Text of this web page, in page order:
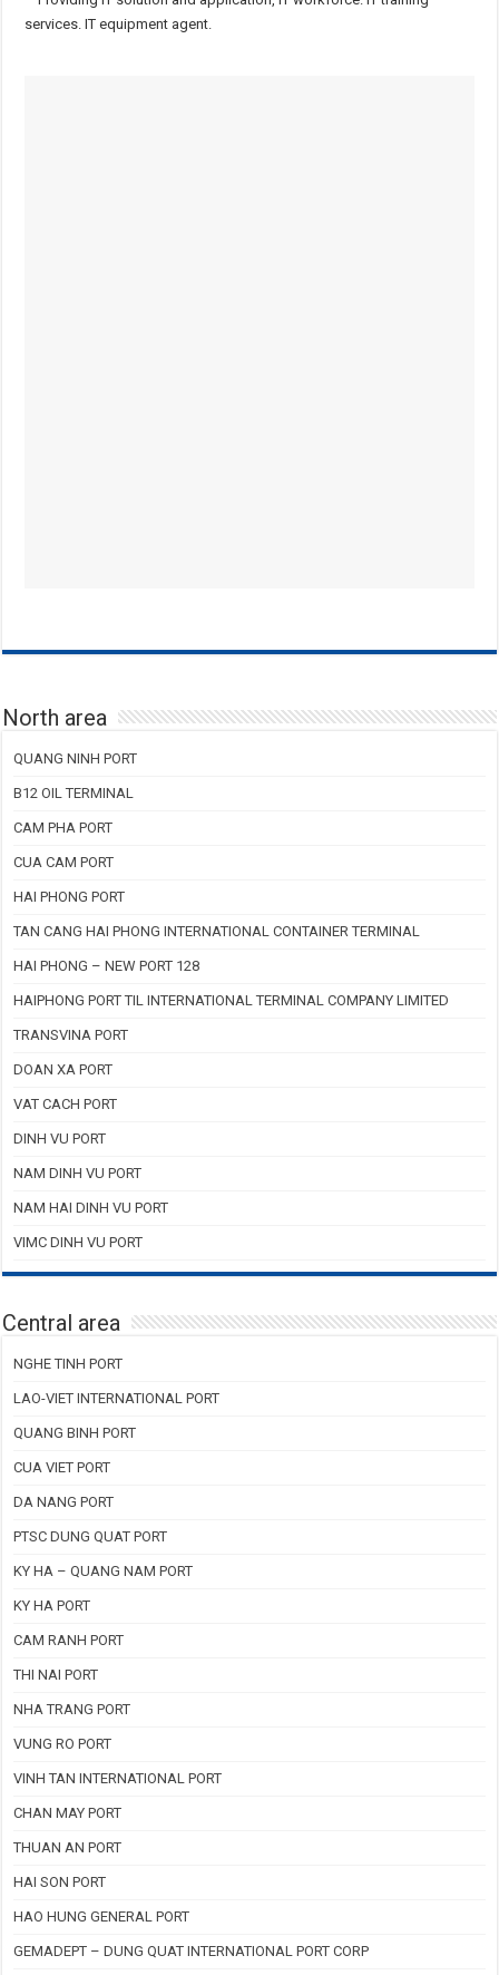
services. IT equipment agent.
North area
QUANG NINH PORT
B12 OIL TERMINAL
CAM PHA PORT
CUA CAM PORT
HAI PHONG PORT
TAN CANG HAI PHONG INTERNATIONAL CONTAINER TERMINAL
HAI PHONG – NEW PORT 128
HAIPHONG PORT TIL INTERNATIONAL TERMINAL COMPANY LIMITED
TRANSVINA PORT
DOAN XA PORT
VAT CACH PORT
DINH VU PORT
NAM DINH VU PORT
NAM HAI DINH VU PORT
VIMC DINH VU PORT
Central area
NGHE TINH PORT
LAO-VIET INTERNATIONAL PORT
QUANG BINH PORT
CUA VIET PORT
DA NANG PORT
PTSC DUNG QUAT PORT
KY HA – QUANG NAM PORT
KY HA PORT
CAM RANH PORT
THI NAI PORT
NHA TRANG PORT
VUNG RO PORT
VINH TAN INTERNATIONAL PORT
CHAN MAY PORT
THUAN AN PORT
HAI SON PORT
HAO HUNG GENERAL PORT
GEMADEPT – DUNG QUAT INTERNATIONAL PORT CORP